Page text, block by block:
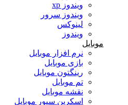
ویندوز xp
ویندوز سرور
لینوکس
ویندوز
موبایل
نرم افزار موبایل
بازی موبایل
رینگتون موبایل
تم موبایل
نقشه موبایل
اسکرین سیور موبایل